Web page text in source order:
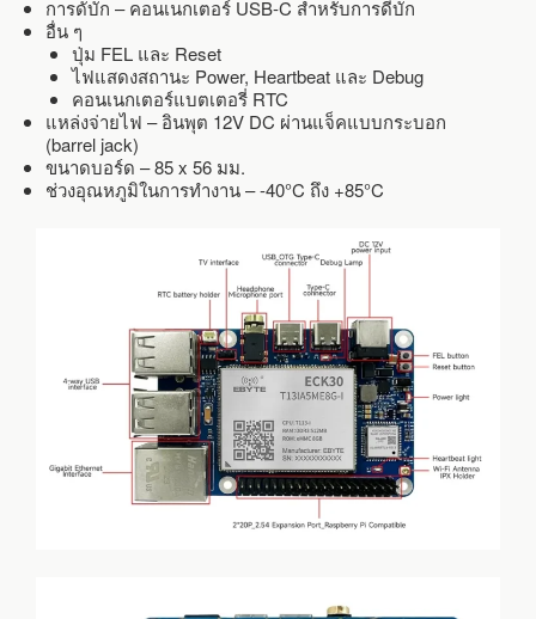
การดับัก – คอนเนกเตอร์ USB-C สำหรับการดีบัก
อื่น ๆ
ปุ่ม FEL และ Reset
ไฟแสดงสถานะ Power, Heartbeat และ Debug
คอนเนกเตอร์แบตเตอรี่ RTC
แหล่งจ่ายไฟ – อินพุต 12V DC ผ่านแจ็คแบบกระบอก
(barrel jack)
ขนาดบอร์ด – 85 x 56 มม.
ช่วงอุณหภูมิในการทำงาน – -40°C ถึง +85°C